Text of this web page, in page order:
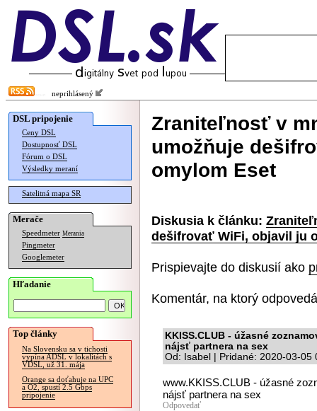
neprihlásený
DSL pripojenie
Ceny DSL
Dostupnosť DSL
Fórum o DSL
Výsledky meraní
Satelitná mapa SR
Merače
Speedmeter Merania
Pingmeter
Googlemeter
Hľadanie
Top články
Na Slovensku sa v tichosti
vypína ADSL v lokalitách s
VDSL, už 31. mája
Orange sa doťahuje na UPC
a O2, spustí 2.5 Gbps
pripojenie
Zraniteľnosť v
umožňuje
omylom Eset
Diskusia k článku:
dešifrovať WiFi, objavil ju
Prispievajte do diskusií ako
Komentár, na ktorý
KKISS.CLUB - úžasné
nájsť partnera na sex
Od: Isabel | Pridané: 2020-03-05
www.KKISS.CLUB - úžasné
nájsť partnera na sex
Odpovedať